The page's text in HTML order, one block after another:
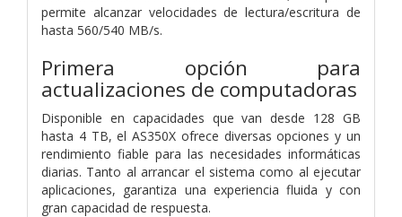
permite alcanzar velocidades de lectura/escritura de
hasta 560/540 MB/s.
Primera opción para
actualizaciones de computadoras
Disponible en capacidades que van desde 128 GB
hasta 4 TB, el AS350X ofrece diversas opciones y un
rendimiento fiable para las necesidades informáticas
diarias. Tanto al arrancar el sistema como al ejecutar
aplicaciones, garantiza una experiencia fluida y con
gran capacidad de respuesta.